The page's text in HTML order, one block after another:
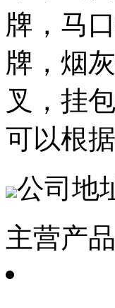
牌，马
牌，烟
叉，挂
可以根
公司地
主营产品